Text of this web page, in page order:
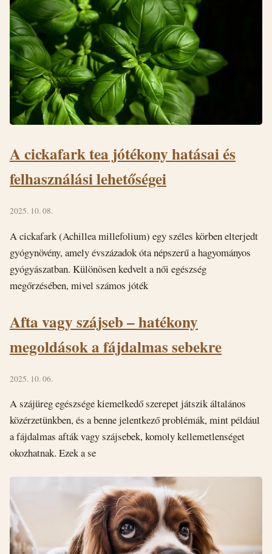
A cickafark tea jótékony hatásai és
felhasználási lehetőségei
2025. 10. 08.
A cickafark (Achillea millefolium) egy széles körben elterjedt
gyógynövény, amely évszázadok óta népszerű a hagyományos
gyógyászatban. Különösen kedvelt a női egészség
megőrzésében, mivel számos jóték
Afta vagy szájseb – hatékony
megoldások a fájdalmas sebekre
2025. 10. 06.
A szájüreg egészsége kiemelkedő szerepet játszik általános
közérzetünkben, és a benne jelentkező problémák, mint például
a fájdalmas afták vagy szájsebek, komoly kellemetlenséget
okozhatnak. Ezek a se